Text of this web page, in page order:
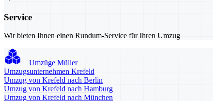
Service
Wir bieten Ihnen einen Rundum-Service für Ihren Umzug
Umzüge Müller
Umzugsunternehmen Krefeld
Umzug von Krefeld nach Berlin
Umzug von Krefeld nach Hamburg
Umzug von Krefeld nach München